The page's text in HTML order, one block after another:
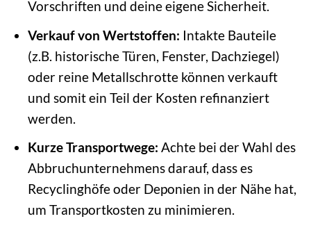
Vorschriften und deine eigene Sicherheit.
Verkauf von Wertstoffen: Intakte Bauteile
(z.B. historische Türen, Fenster, Dachziegel)
oder reine Metallschrotte können verkauft
und somit ein Teil der Kosten refinanziert
werden.
Kurze Transportwege: Achte bei der Wahl des
Abbruchunternehmens darauf, dass es
Recyclinghöfe oder Deponien in der Nähe hat,
um Transportkosten zu minimieren.